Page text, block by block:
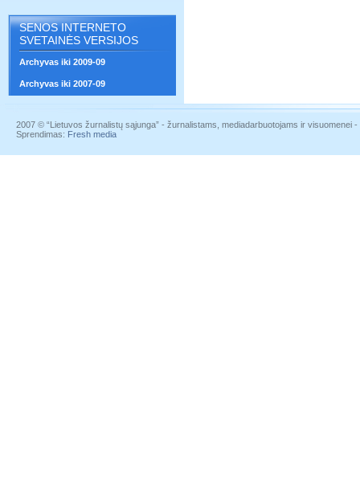
SENOS INTERNETO
SVETAINĖS VERSIJOS
Archyvas iki 2009-09
Archyvas iki 2007-09
2007 © “Lietuvos žurnalistų sąjunga” - žurnalistams, mediadarbuotojams ir visuomenei
Sprendimas: Fresh media